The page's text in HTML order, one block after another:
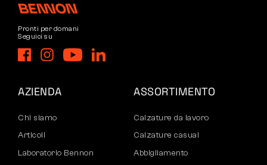
Pronti per domani
Seguici su
AZIENDA
Chi siamo
Articoli
Laboratorio Bennon
ASSORTIMENTO
Calzature da lavoro
Calzature casual
Abbigliamento